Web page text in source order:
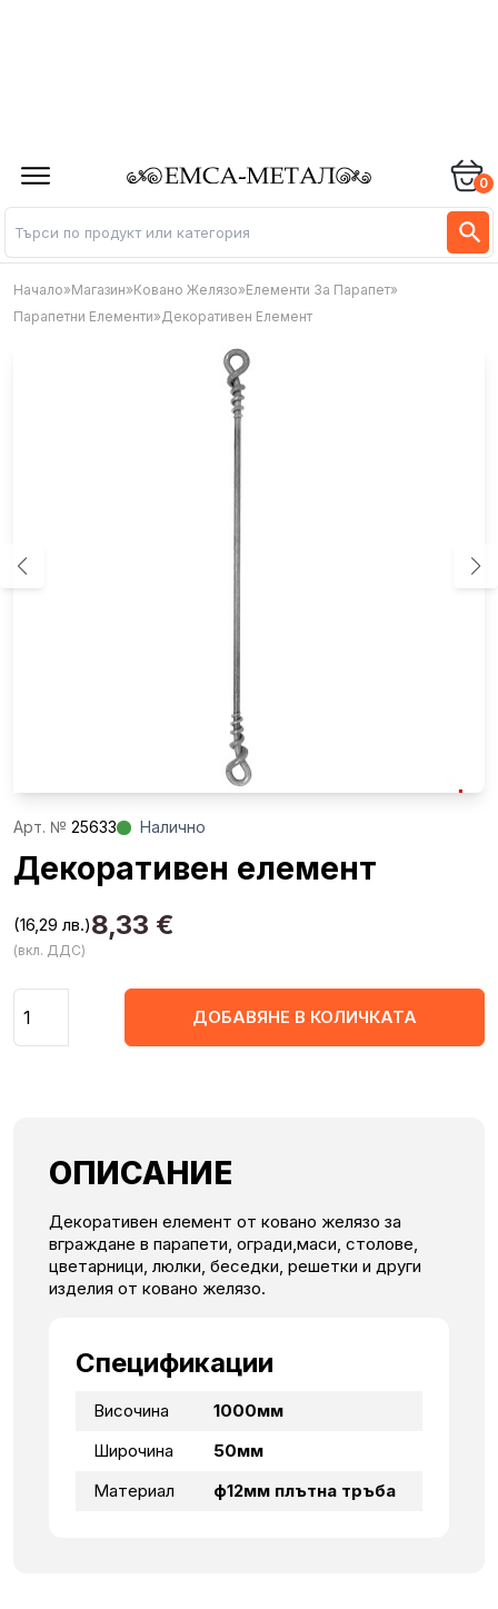
0
Начало»Магазин»Ковано Желязо»Елементи За Парапет»
Парапетни Елементи»Декоративен Елемент
Aрт. № 25633 Налично
Декоративен елемент
8,33 €
(16,29 лв.)
(вкл. ДДС)
ДОБАВЯНЕ В КОЛИЧКАТА
ОПИСАНИЕ
Декоративен елемент от ковано желязо за
вграждане в парапети, огради,маси, столове,
цветарници, люлки, беседки, решетки и други
изделия от ковано желязо.
Спецификации
Височина
1000мм
Широчина
50мм
Материал
ф12мм плътна тръба